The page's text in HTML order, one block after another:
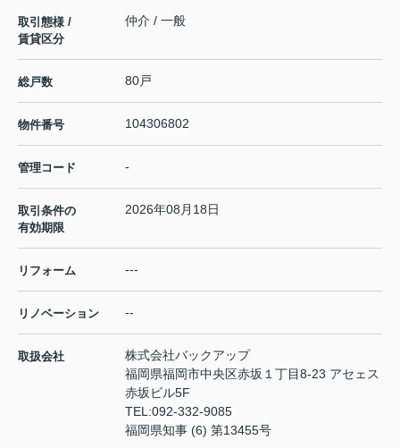
取引態様 /
賃貸区分
仲介 / 一般
総戸数 80戸
物件番号 104306802
管理コード -
取引条件の
有効期限
2026年08月18日
リフォーム ---
リノベーション --
取扱会社
株式会社バックアップ
福岡県福岡市中央区赤坂１丁目8-23 アセェス
赤坂ビル5F
TEL:092-332-9085
福岡県知事 (6) 第13455号